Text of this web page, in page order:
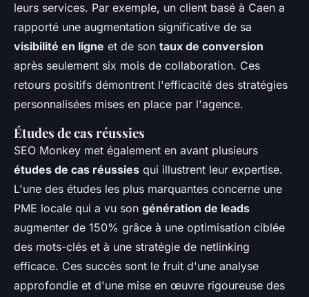
leurs services. Par exemple, un client basé à Caen a
rapporté une augmentation significative de sa
visibilité en ligne et de son taux de conversion
après seulement six mois de collaboration. Ces
retours positifs démontrent l'efficacité des stratégies
personnalisées mises en place par l'agence.
Études de cas réussies
SEO Monkey met également en avant plusieurs
études de cas réussies qui illustrent leur expertise.
L'une des études les plus marquantes concerne une
PME locale qui a vu son génération de leads
augmenter de 150% grâce à une optimisation ciblée
des mots-clés et à une stratégie de netlinking
efficace. Ces succès sont le fruit d'une analyse
approfondie et d'une mise en œuvre rigoureuse des